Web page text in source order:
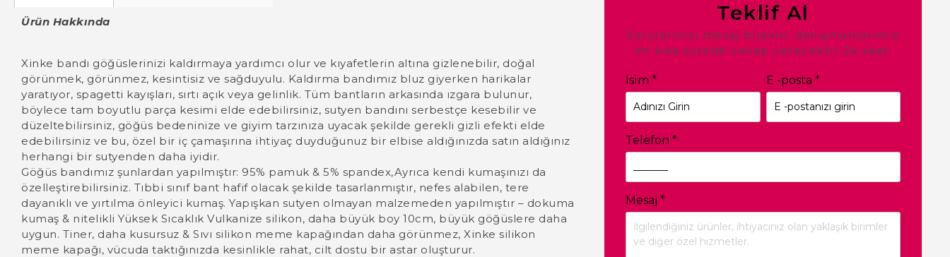
Ürün Hakkında
Xinke bandı göğüslerinizi kaldırmaya yardımcı olur ve kıyafetlerin altına gizlenebilir, doğal
görünmek, görünmez, kesintisiz ve sağduyulu. Kaldırma bandımız bluz giyerken harikalar
yaratıyor, spagetti kayışları, sırtı açık veya gelinlik. Tüm bantların arkasında ızgara bulunur,
böylece tam boyutlu parça kesimi elde edebilirsiniz, sutyen bandını serbestçe kesebilir ve
düzeltebilirsiniz, göğüs bedeninize ve giyim tarzınıza uyacak şekilde gerekli gizli efekti elde
edebilirsiniz ve bu, özel bir iç çamaşırına ihtiyaç duyduğunuz bir elbise aldığınızda satın aldığınız
herhangi bir sutyenden daha iyidir.
Göğüs bandımız şunlardan yapılmıştır: 95% pamuk & 5% spandex,Ayrıca kendi kumaşınızı da
özelleştirebilirsiniz. Tıbbi sınıf bant hafif olacak şekilde tasarlanmıştır, nefes alabilen, tere
dayanıklı ve yırtılma önleyici kumaş. Yapışkan sutyen olmayan malzemeden yapılmıştır – dokuma
kumaş & nitelikli Yüksek Sıcaklık Vulkanize silikon, daha büyük boy 10cm, büyük göğüslere daha
uygun. Tiner, daha kusursuz & Sıvı silikon meme kapağından daha görünmez, Xinke silikon
meme kapağı, vücuda taktığınızda kesinlikle rahat, cilt dostu bir astar oluşturur.
Teklif Al
Sorularınızı mesaj bırakın, danışmanlarımız
en kısa sürede cevap verecektir 24 saat.
İsim * E -posta *
Telefon *
Mesaj *